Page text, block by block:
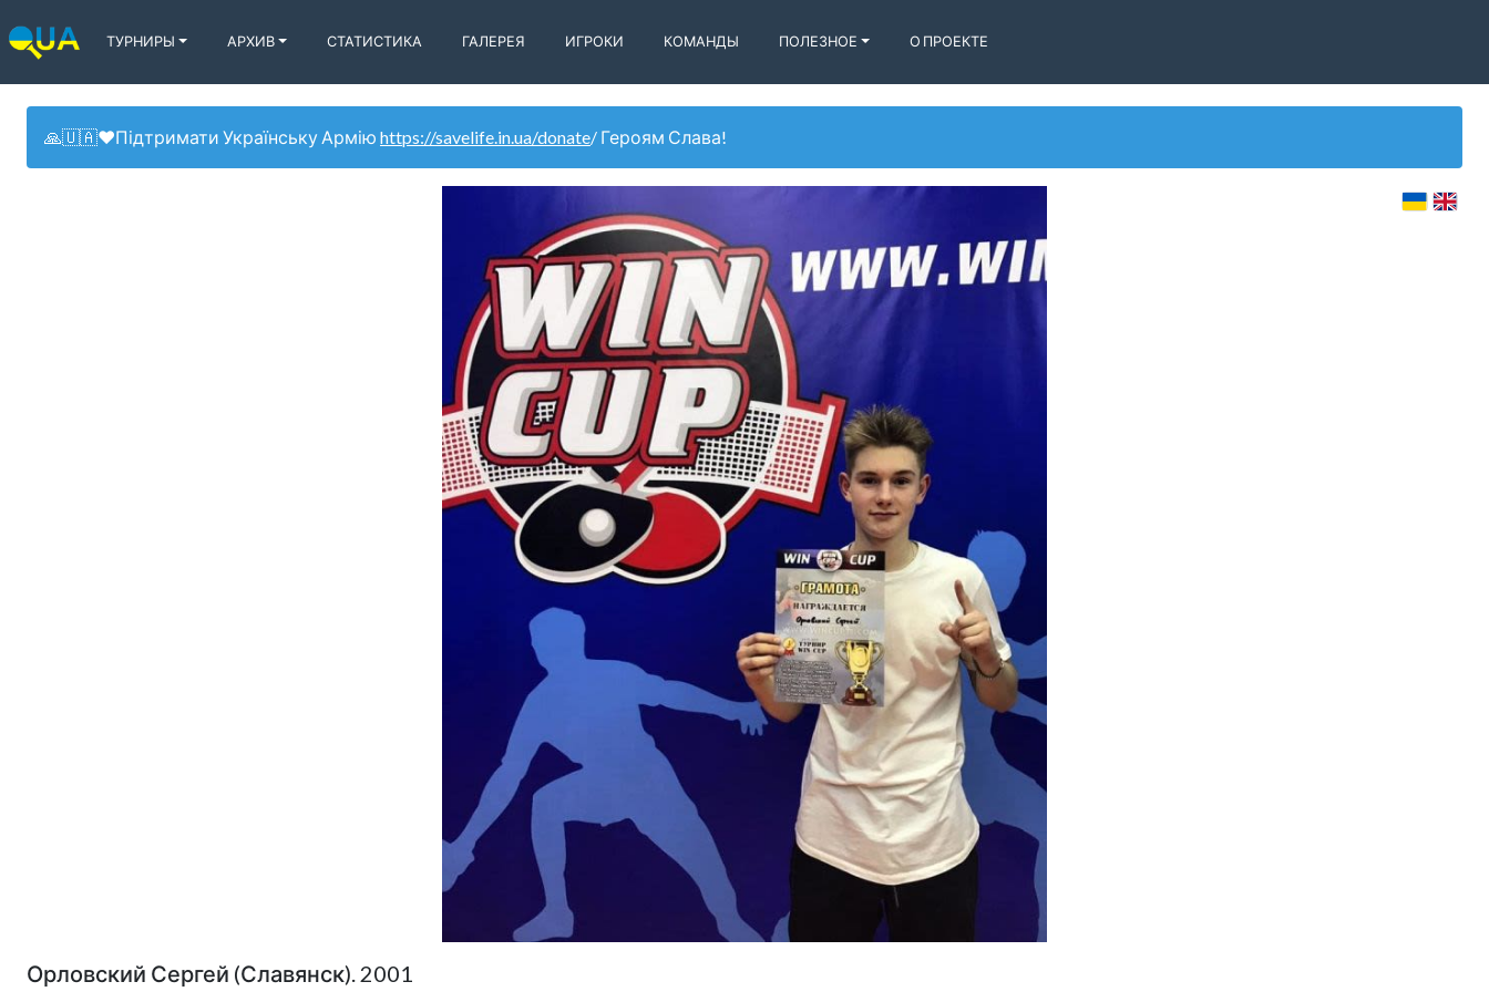
ТУРНИРЫ АРХИВ СТАТИСТИКА ГАЛЕРЕЯ ИГРОКИ КОМАНДЫ ПОЛЕЗНОЕ О ПРОЕКТЕ
🙏🇺🇦❤️Підтримати Українську Армію https://savelife.in.ua/donate/ Героям Слава!
Орловский Сергей (Славянск). 2001